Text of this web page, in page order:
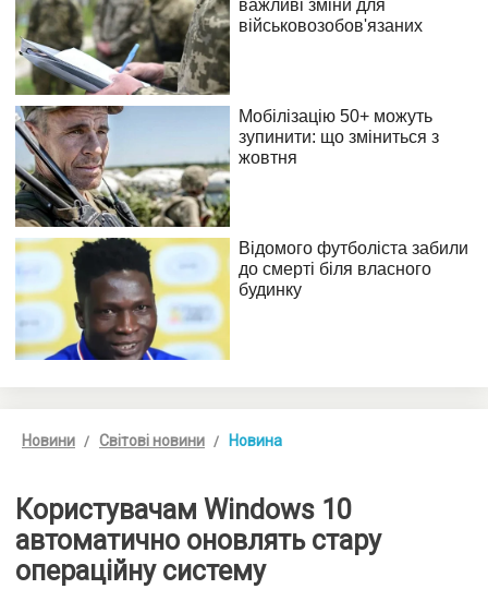
Новини Світові новини Новина
Користувачам Windows 10
автоматично оновлять стару
операційну систему